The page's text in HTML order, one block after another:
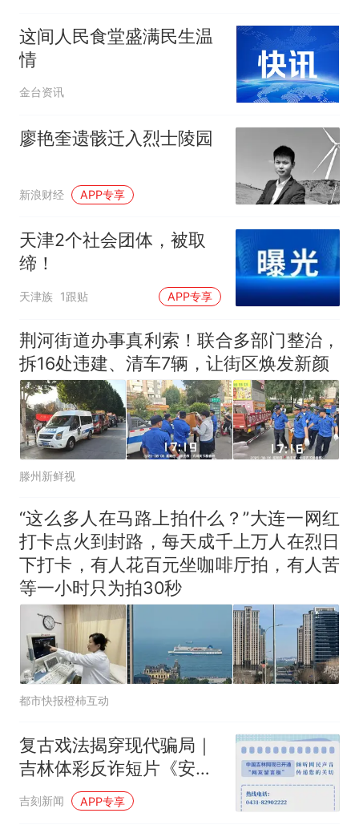
这间人民食堂盛满民生温
情
金台资讯
廖艳奎遗骸迁入烈士陵园
新浪财经 APP专享
天津2个社会团体，被取
缔！
天津族 1跟贴 APP专享
荆河街道办事真利索！联合多部门整治，
拆16处违建、清车7辆，让街区焕发新颜
滕州新鲜视
“这么多人在马路上拍什么？”大连一网红
打卡点火到封路，每天成千上万人在烈日
下打卡，有人花百元坐咖啡厅拍，有人苦
等一小时只为拍30秒
都市快报橙柿互动
复古戏法揭穿现代骗局｜
吉林体彩反诈短片《安心
小镇》第四集：安心小镇
吉刻新闻 APP专享